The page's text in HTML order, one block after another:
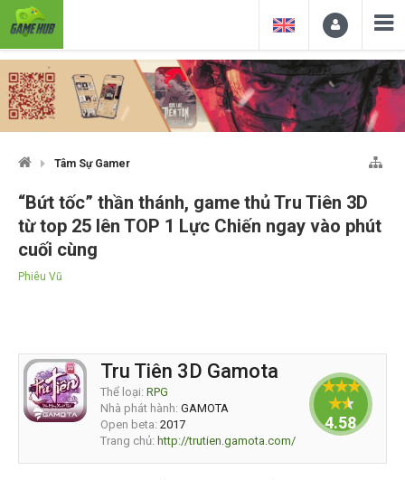
Tâm Sự Gamer
“Bứt tốc” thần thánh, game thủ Tru Tiên 3D
từ top 25 lên TOP 1 Lực Chiến ngay vào phút
cuối cùng
Phiêu Vũ
Tru Tiên 3D Gamota
Thể loại: RPG
Nhà phát hành: GAMOTA
Open beta: 2017
Trang chủ: http://trutien.gamota.com/
4.58824